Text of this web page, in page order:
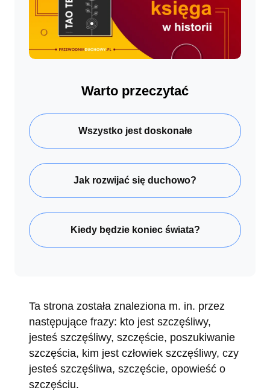
Warto przeczytać
Wszystko jest doskonałe
Jak rozwijać się duchowo?
Kiedy będzie koniec świata?
Ta strona została znaleziona m. in. przez
następujące frazy: kto jest szczęśliwy,
jesteś szczęśliwy, szczęście, poszukiwanie
szczęścia, kim jest człowiek szczęśliwy, czy
jesteś szczęśliwa, szczęście, opowieść o
szczęściu.